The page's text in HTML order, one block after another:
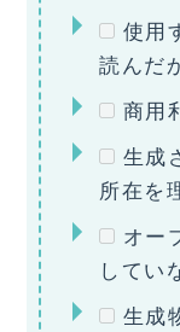
使用
読んだ
商用
生成
所在を
オー
してい
生成